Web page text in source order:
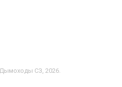
СЗ, 2026.